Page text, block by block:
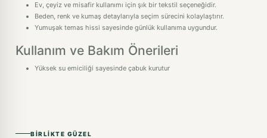
Ev, çeyiz ve misafir kullanımı için şık bir tekstil seçeneğidir.
Beden, renk ve kumaş detaylarıyla seçim sürecini kolaylaştırır.
Yumuşak temas hissi sayesinde günlük kullanıma uygundur.
Kullanım ve Bakım Önerileri
Yüksek su emiciliği sayesinde çabuk kurutur
BIRLIKTE GÜZEL